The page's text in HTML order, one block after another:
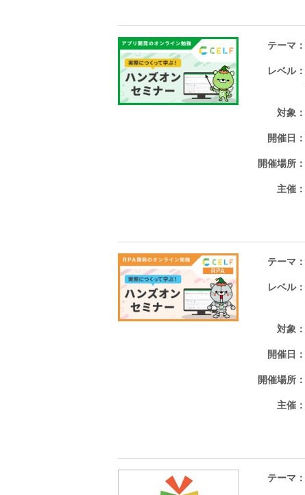
テーマ
レベル
対象
開催日
開催場所
主催
テーマ
レベル
対象
開催日
開催場所
主催
テーマ